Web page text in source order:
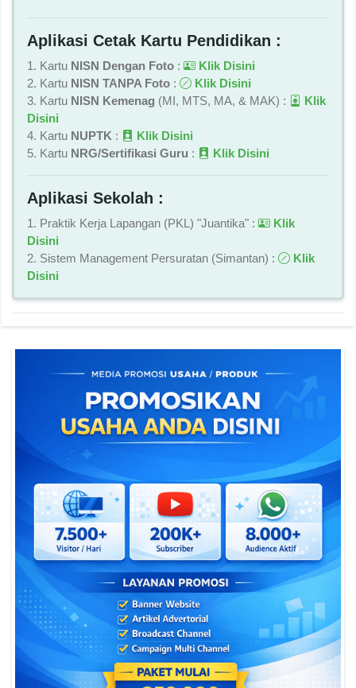
Aplikasi Cetak Kartu Pendidikan :
1. Kartu NISN Dengan Foto :
Klik Disini
2. Kartu NISN TANPA Foto :
Klik Disini
3. Kartu NISN Kemenag (MI, MTS, MA, & MAK) :
Klik
Disini
4. Kartu NUPTK :
Klik Disini
5. Kartu NRG/Sertifikasi Guru : Klik Disini
Aplikasi Sekolah :
1. Praktik Kerja Lapangan (PKL) "Juantika" :
Klik
Disini
2. Sistem Management Persuratan (Simantan) :
Klik
Disini